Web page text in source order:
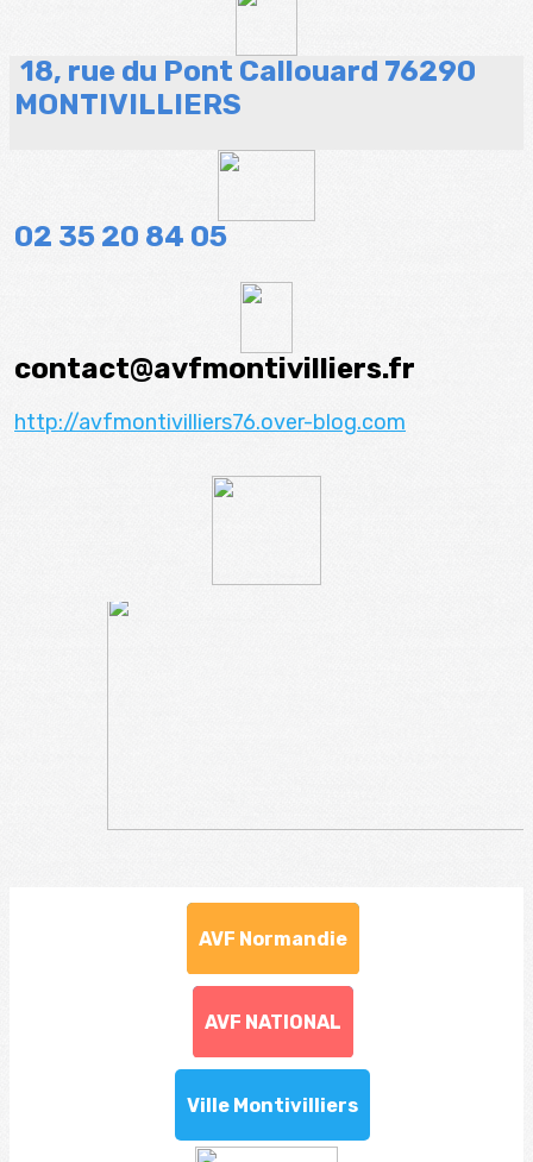
18, rue du Pont Callouard 76290
MONTIVILLIERS
02 35 20 84 05
contact@avfmontivilliers.fr
http://avfmontivilliers76.over-blog.com
AVF Normandie
AVF NATIONAL
Ville Montivilliers